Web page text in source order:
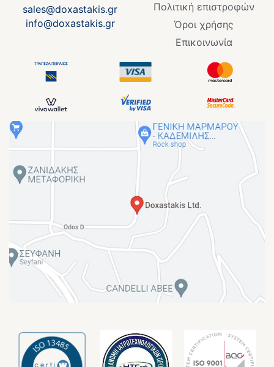
sales@doxastakis.gr
info@doxastakis.gr
Πολιτική επιστροφών
Όροι χρήσης
Επικοινωνία